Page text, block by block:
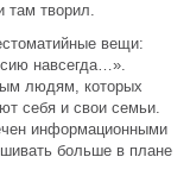
там творил.
вещи:
навсегда…».
людям, которых
себя и свои семьи.
информационными
больше в плане